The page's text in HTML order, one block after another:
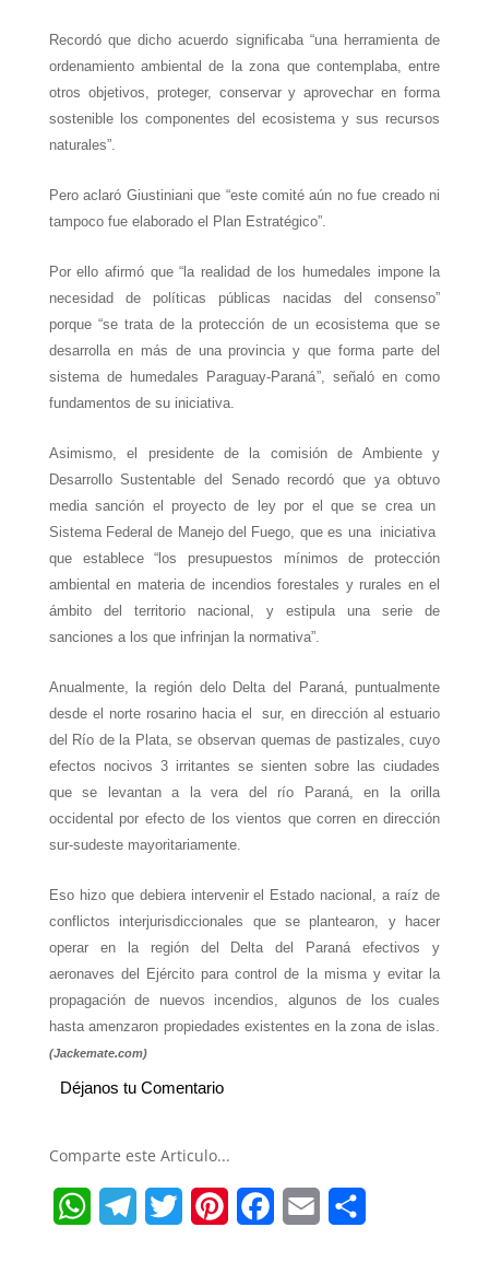
Recordó que dicho acuerdo significaba “una herramienta de
ordenamiento ambiental de la zona que contemplaba, entre
otros objetivos, proteger, conservar y aprovechar en forma
sostenible los componentes del ecosistema y sus recursos
naturales”.
Pero aclaró Giustiniani que “este comité aún no fue creado ni
tampoco fue elaborado el Plan Estratégico”.
Por ello afirmó que “la realidad de los humedales impone la
necesidad de políticas públicas nacidas del consenso”
porque “se trata de la protección de un ecosistema que se
desarrolla en más de una provincia y que forma parte del
sistema de humedales Paraguay-Paraná”, señaló en como
fundamentos de su iniciativa.
Asimismo, el presidente de la comisión de Ambiente y
Desarrollo Sustentable del Senado recordó que ya obtuvo
media sanción el proyecto de ley por el que se crea un
Sistema Federal de Manejo del Fuego, que es una iniciativa
que establece “los presupuestos mínimos de protección
ambiental en materia de incendios forestales y rurales en el
ámbito del territorio nacional, y estipula una serie de
sanciones a los que infrinjan la normativa”.
Anualmente, la región delo Delta del Paraná, puntualmente
desde el norte rosarino hacia el
sur, en dirección al estuario
del Río de la Plata, se observan quemas de pastizales, cuyo
efectos nocivos 3 irritantes se sienten sobre las ciudades
que se levantan a la vera del río Paraná, en la orilla
occidental por efecto de los vientos que corren en dirección
sur-sudeste mayoritariamente.
Eso hizo que debiera intervenir el Estado nacional, a raíz de
conflictos interjurisdiccionales que se plantearon, y hacer
operar en la región del Delta del Paraná efectivos y
aeronaves del Ejército para control de la misma y evitar la
propagación de nuevos incendios, algunos de los cuales
hasta amenzaron propiedades existentes en la zona de islas.
(Jackemate.com)
Déjanos tu Comentario
Comparte este Articulo...